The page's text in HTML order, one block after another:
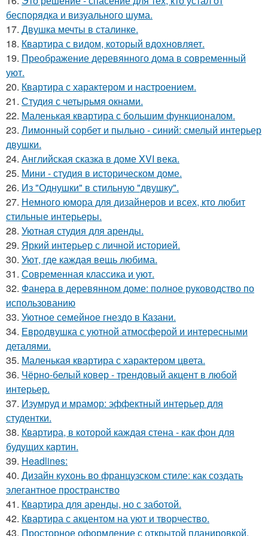
беспорядка и визуального шума.
17. Двушка мечты в сталинке.
18. Квартира с видом, который вдохновляет.
19. Преображение деревянного дома в современный
уют.
20. Квартира с характером и настроением.
21. Студия с четырьмя окнами.
22. Маленькая квартира с большим функционалом.
23. Лимонный сорбет и пыльно - синий: смелый интерьер
двушки.
24. Английская сказка в доме XVI века.
25. Мини - студия в историческом доме.
26. Из "Однушки" в стильную "двушку".
27. Немного юмора для дизайнеров и всех, кто любит
стильные интерьеры.
28. Уютная студия для аренды.
29. Яркий интерьер с личной историей.
30. Уют, где каждая вещь любима.
31. Современная классика и уют.
32. Фанера в деревянном доме: полное руководство по
использованию
33. Уютное семейное гнездо в Казани.
34. Евродвушка с уютной атмосферой и интересными
деталями.
35. Маленькая квартира с характером цвета.
36. Чёрно-белый ковер - трендовый акцент в любой
интерьер.
37. Изумруд и мрамор: эффектный интерьер для
студентки.
38. Квартира, в которой каждая стена - как фон для
будущих картин.
39. Headlines:
40. Дизайн кухонь во французском стиле: как создать
элегантное пространство
41. Квартира для аренды, но с заботой.
42. Квартира с акцентом на уют и творчество.
43. Просторное оформление с открытой планировкой.